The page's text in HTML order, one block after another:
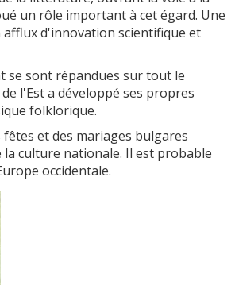
un rôle important à cet égard. Une
d'innovation scientifique et
se sont répandues sur tout le
l'Est a développé ses propres
folklorique.
et des mariages bulgares
culture nationale. Il est probable
occidentale.